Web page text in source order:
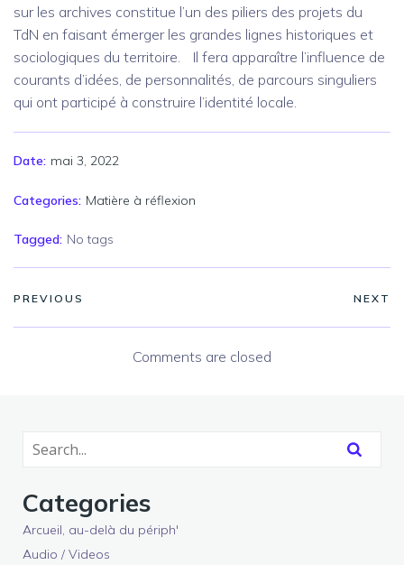
sur les archives constitue l’un des piliers des projets du
TdN en faisant émerger les grandes lignes historiques et
sociologiques du territoire. Il fera apparaître l’influence de
courants d’idées, de personnalités, de parcours singuliers
qui ont participé à construire l’identité locale.
Date: mai 3, 2022
Categories: Matière à réflexion
Tagged: No tags
PREVIOUS NEXT
Comments are closed
Categories
Arcueil, au-delà du périph'
Audio / Videos